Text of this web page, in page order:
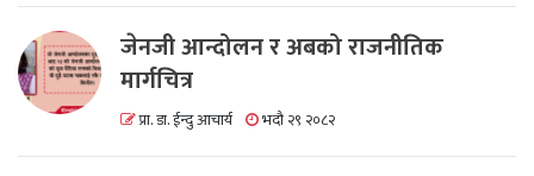
जेनजी आन्दोलन र अबको राजनीतिक
मार्गचित्र
प्रा. डा. ईन्दु आचार्य भदौ २९ २०८२